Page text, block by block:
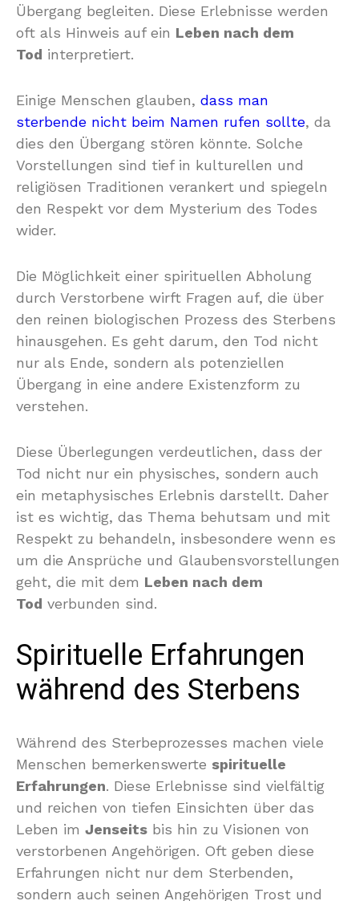
Übergang begleiten. Diese Erlebnisse werden
oft als Hinweis auf ein Leben nach dem
Tod interpretiert.
Einige Menschen glauben, dass man
sterbende nicht beim Namen rufen sollte, da
dies den Übergang stören könnte. Solche
Vorstellungen sind tief in kulturellen und
religiösen Traditionen verankert und spiegeln
den Respekt vor dem Mysterium des Todes
wider.
Die Möglichkeit einer spirituellen Abholung
durch Verstorbene wirft Fragen auf, die über
den reinen biologischen Prozess des Sterbens
hinausgehen. Es geht darum, den Tod nicht
nur als Ende, sondern als potenziellen
Übergang in eine andere Existenzform zu
verstehen.
Diese Überlegungen verdeutlichen, dass der
Tod nicht nur ein physisches, sondern auch
ein metaphysisches Erlebnis darstellt. Daher
ist es wichtig, das Thema behutsam und mit
Respekt zu behandeln, insbesondere wenn es
um die Ansprüche und Glaubensvorstellungen
geht, die mit dem Leben nach dem
Tod verbunden sind.
Spirituelle Erfahrungen
während des Sterbens
Während des Sterbeprozesses machen viele
Menschen bemerkenswerte spirituelle
Erfahrungen. Diese Erlebnisse sind vielfältig
und reichen von tiefen Einsichten über das
Leben im Jenseits bis hin zu Visionen von
verstorbenen Angehörigen. Oft geben diese
Erfahrungen nicht nur dem Sterbenden,
sondern auch seinen Angehörigen Trost und